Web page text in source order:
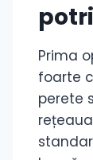
Prima
foarte
perete